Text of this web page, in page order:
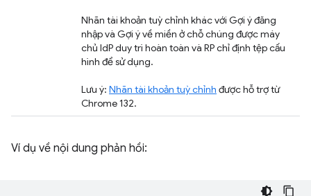
Nhãn tài khoản tuỳ chỉnh khác với Gợi ý đăng
nhập và Gợi ý về miền ở chỗ chúng được máy
chủ IdP duy trì hoàn toàn và RP chỉ định tệp cấu
hình để sử dụng.
Lưu ý: Nhãn tài khoản tuỳ chỉnh được hỗ trợ từ
Chrome 132.
Ví dụ về nội dung phản hồi: